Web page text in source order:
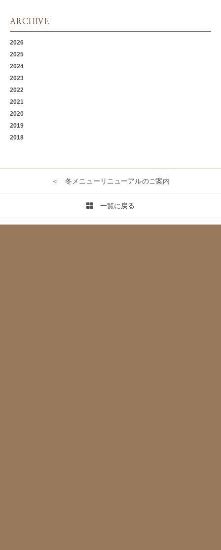
ARCHIVE
2026
2025
2024
2023
2022
2021
2020
2019
2018
＜ 冬メニューリニューアルのご案内
一覧に戻る